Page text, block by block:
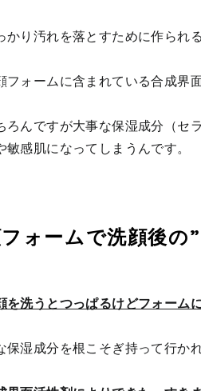
かり汚れを落とすために作られ
フォームに含まれている合成界
ろんですが大事な保湿成分（セ
敏感肌になってしまうんです。
ォームで洗顔後の
を洗うとつっぱるけどフォーム
保湿成分を根こそぎ持って行か